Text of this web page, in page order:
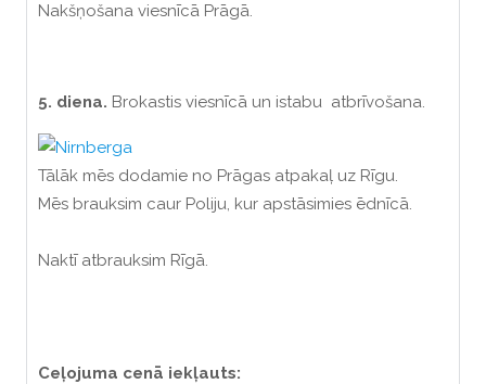
Nakšņošana viesnīcā Prāgā.
5. diena. Brokastis viesnīcā un istabu atbrīvošana.
Tālāk mēs dodamie no Prāgas atpakaļ uz Rīgu.
Mēs brauksim caur Poliju, kur apstāsimies ēdnīcā.
Naktī atbrauksim Rīgā.
Ceļojuma cenā iekļauts: